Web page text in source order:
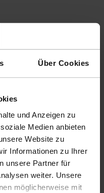
Über Cookies
und Anzeigen zu
Medien anbieten
Website zu
Informationen zu Ihrer
unsere Partner für
weiter. Unsere
möglicherweise mit